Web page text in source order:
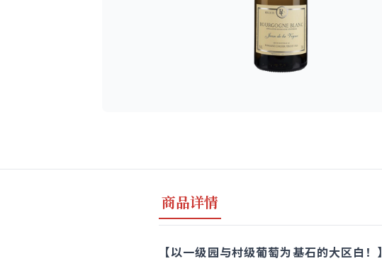
商品详情
【以一级园与村级葡萄为基石的大区